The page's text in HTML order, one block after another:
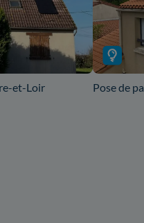
et-Loir Pose de